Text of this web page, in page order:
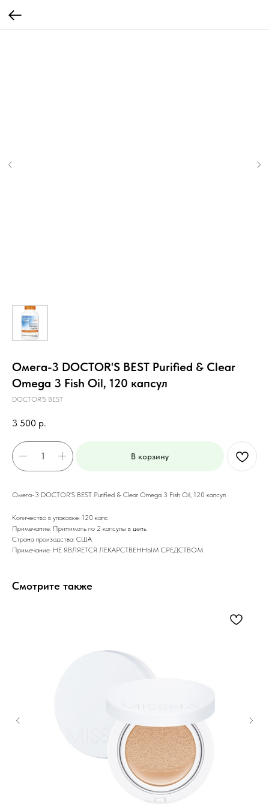
Омега-3 DOCTOR'S BEST Purified & Clear
Omega 3 Fish Oil, 120 капсул
DOCTOR'S BEST
3 500 р.
В корзину
Омега-3 DOCTOR'S BEST Purified & Clear Omega 3 Fish Oil, 120 капсул
Количество в упаковке: 120 капс
Примечание: Принимать по 2 капсулы в день
Страна произодства: США
Примечание: НЕ ЯВЛЯЕТСЯ ЛЕКАРСТВЕННЫМ СРЕДСТВОМ
Смотрите также